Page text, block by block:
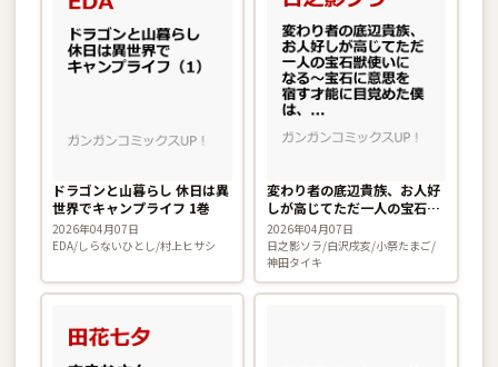
ドラゴンと山暮らし 休日は異
世界でキャンプライフ 1巻
2026年04月07日
EDA/しらないひとし/村上ヒサシ
変わり者の底辺貴族、お人好
しが高じてただ一人の宝石獣
使いになる〜宝石に意思を宿
す才能に目覚めた僕は、友達
と一緒に七つの秘宝を探す旅
に出ます〜 2巻
2026年04月07日
日之影ソラ/白沢戌亥/小祭たまご/
神田タイキ